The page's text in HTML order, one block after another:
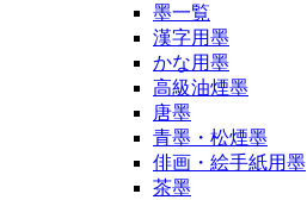
墨一覧
漢字用墨
かな用墨
高級油煙墨
唐墨
青墨・松煙墨
俳画・絵手紙用墨
茶墨